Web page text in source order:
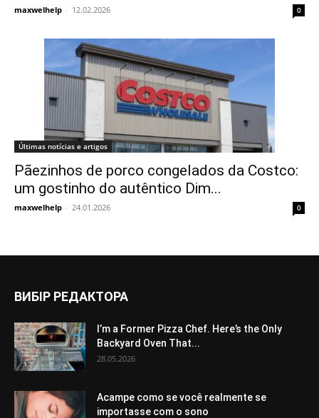
maxwelhelp - 12.02.2026 0
Últimas notícias e artigos
Pãezinhos de porco congelados da Costco:
um gostinho do autêntico Dim...
maxwelhelp - 24.01.2026 0
ВИБІР РЕДАКТОРА
I’m a Former Pizza Chef. Here’s the Only
Backyard Oven That...
28.05.2026
Acampe como se você realmente se
importasse com o sono